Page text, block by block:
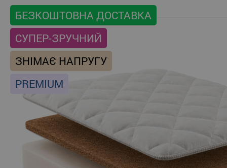
БЕЗКОШТОВНА ДОСТАВКА
СУПЕР-ЗРУЧНИЙ
ЗНІМАЄ НАПРУГУ
PREMIUM